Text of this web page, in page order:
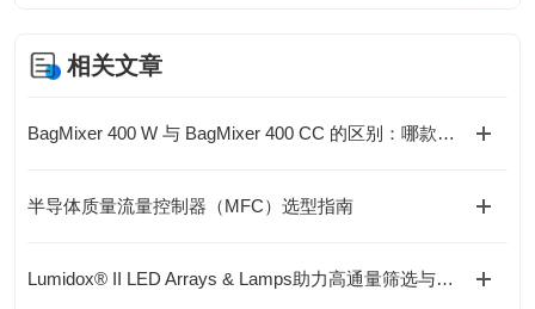
相关文章
BagMixer 400 W 与 BagMixer 400 CC 的区别：哪款更适合你的实验室？
半导体质量流量控制器（MFC）选型指南
Lumidox® II LED Arrays & Lamps助力高通量筛选与稳定照射